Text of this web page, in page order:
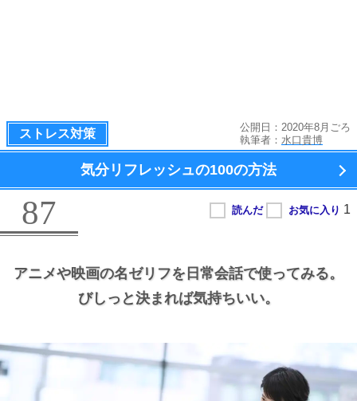
ストレス対策
公開日：2020年8月ごろ
執筆者： 水口貴博
気分リフレッシュの100の方法
87
アニメや映画の名ゼリフを日常会話で使ってみる。
びしっと決まれば気持ちいい。